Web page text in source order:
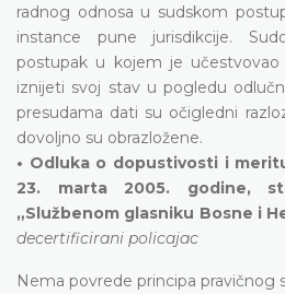
radnog odnosa u sudskom
instance pune jurisdikcije.
postupak u kojem je
iznijeti svoj stav u pogledu
presudama dati su očigledni
dovoljno su obrazložene.
• Odluka o dopustivosti i
23. marta 2005. godine,
„Službenom glasniku Bosne i
decertificirani policajac
Nema povrede principa pravičnog